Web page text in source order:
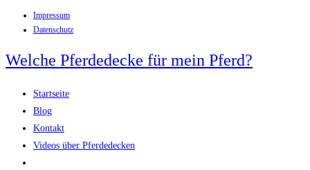
Inhalt
Impressum
Datenschutz
Welche Pferdedecke für mein Pferd?
Startseite
Blog
Kontakt
Videos über Pferdedecken